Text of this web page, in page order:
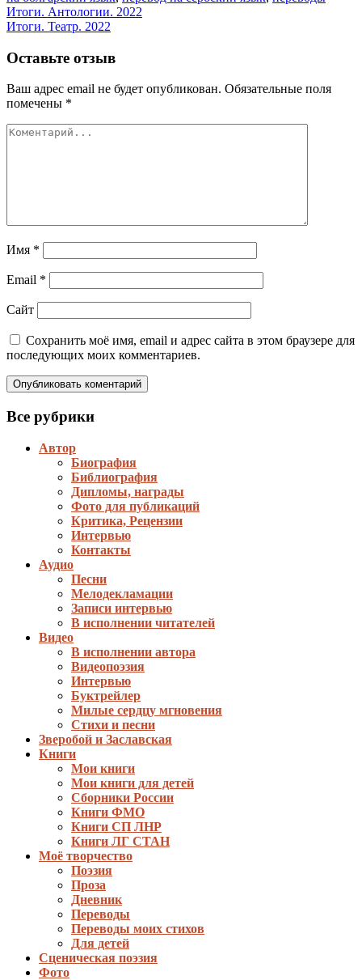
Навигация
по
записям
Итоги. Антологии. 2022
Итоги. Театр. 2022
Оставьте отзыв
Ваш адрес email не будет опубликован. Обязательные поля
помечены *
Имя *
Email *
Сайт
Сохранить моё имя, email и адрес сайта в этом браузере для
последующих моих комментариев.
Все рубрики
Автор
Биография
Библиография
Дипломы, награды
Фото для публикаций
Критика, Рецензии
Интервью
Контакты
Аудио
Песни
Мелодекламации
Записи интервью
В исполнении читателей
Видео
В исполнении автора
Видеопоэзия
Интервью
Буктрейлер
Милые сердцу мгновения
Стихи и песни
Зверобой и Заславская
Книги
Мои книги
Мои книги для детей
Сборники России
Книги ФМО
Книги СП ЛНР
Книги ЛГ СТАН
Моё творчество
Поэзия
Проза
Дневник
Переводы
Переводы моих стихов
Для детей
Сценическая поэзия
Фото